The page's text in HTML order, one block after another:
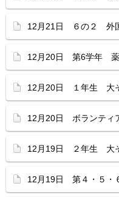
12月21日 ６の２ 外
12月20日 第6学年 薬
12月20日 １年生 大
12月20日 ボランティ
12月19日 ２年生 大
12月19日 第４・５・